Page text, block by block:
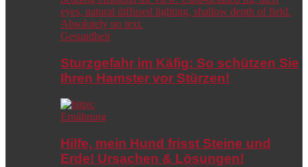
Gesundheit
Sturzgefahr im Käfig: So schützen Sie
Ihren Hamster vor Stürzen!
Ernährung
Hilfe, mein Hund frisst Steine und
Erde! Ursachen & Lösungen!